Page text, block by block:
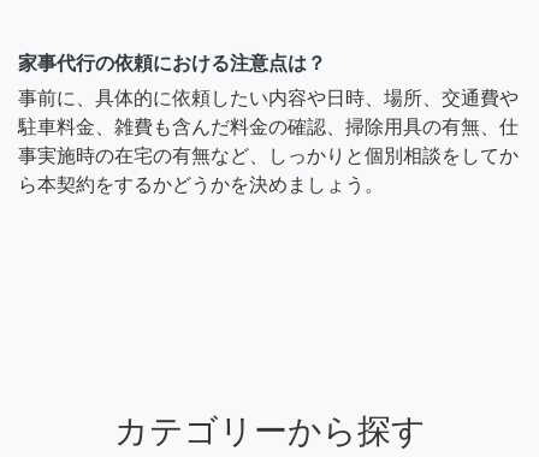
家事代行の依頼における注意点は？
事前に、具体的に依頼したい内容や日時、場所、交通費や
駐車料金、雑費も含んだ料金の確認、掃除用具の有無、仕
事実施時の在宅の有無など、しっかりと個別相談をしてか
ら本契約をするかどうかを決めましょう。
カテゴリーから探す